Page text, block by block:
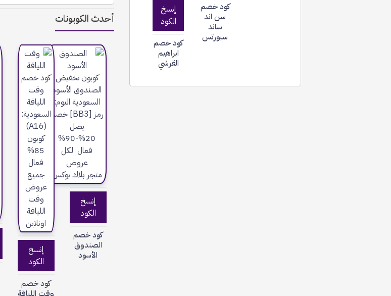
كود خصم
سن اند
ساند
سبورتس
إنسخ
الكود
كود خصم
ابراهيم
القرشي
أحدث الكوبونات
إنسخ
الكود
كود خصم
الصندوق
الأسود
إنسخ
الكود
كود خصم
وقت اللياقة